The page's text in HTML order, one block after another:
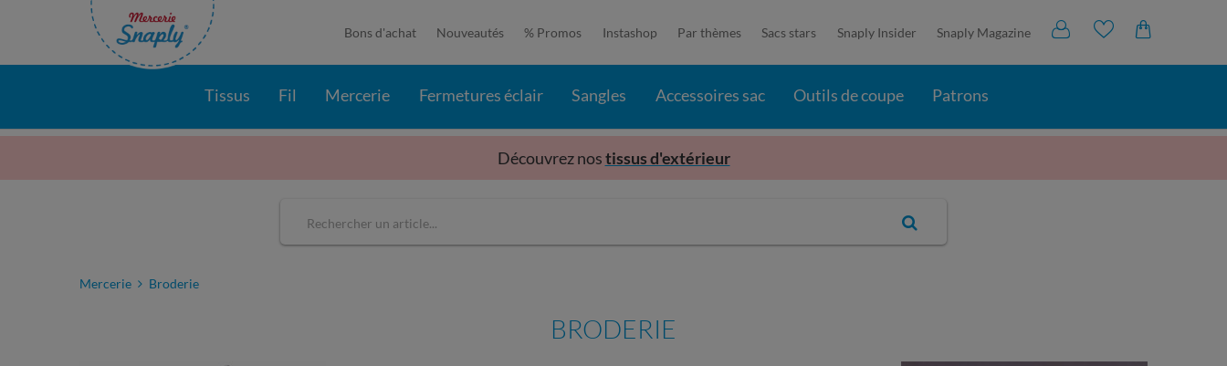
Bons d'achat Nouveautés % Promos Instashop Par thèmes Sacs stars Snaply Insider Snaply Magazine
Tissus Fil Mercerie Fermetures éclair Sangles Accessoires sac Outils de coupe Patrons
Découvrez nostissus d'extérieur
Mercerie Broderie
BRODERIE